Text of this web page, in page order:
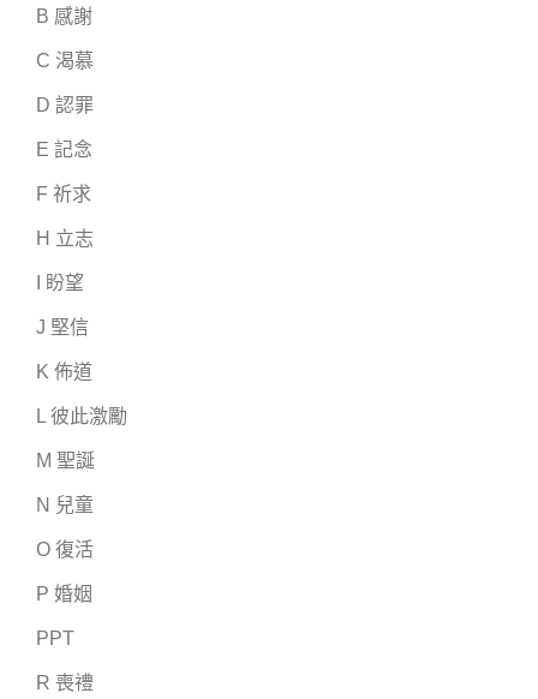
B 感謝
C 渴慕
D 認罪
E 記念
F 祈求
H 立志
I 盼望
J 堅信
K 佈道
L 彼此激勵
M 聖誕
N 兒童
O 復活
P 婚姻
PPT
R 喪禮